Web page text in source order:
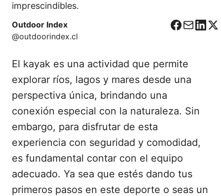
imprescindibles.
Outdoor Index
@outdoorindex.cl
F
e
b
k
C
r
e
L
X
El kayak es una actividad que permite
explorar ríos, lagos y mares desde una
perspectiva única, brindando una
conexión especial con la naturaleza. Sin
embargo, para disfrutar de esta
experiencia con seguridad y comodidad,
es fundamental contar con el equipo
adecuado. Ya sea que estés dando tus
primeros pasos en este deporte o seas un